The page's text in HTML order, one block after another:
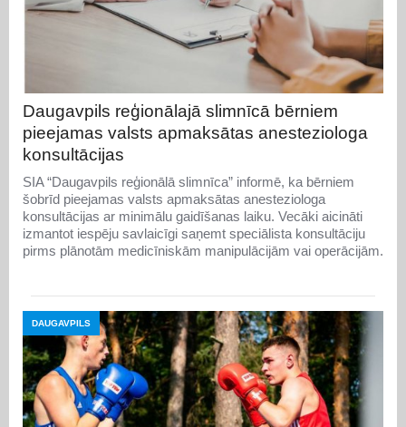
Daugavpils reģionālajā slimnīcā bērniem
pieejamas valsts apmaksātas anesteziologa
konsultācijas
SIA “Daugavpils reģionālā slimnīca” informē, ka bērniem
šobrīd pieejamas valsts apmaksātas anesteziologa
konsultācijas ar minimālu gaidīšanas laiku. Vecāki aicināti
izmantot iespēju savlaicīgi saņemt speciālista konsultāciju
pirms plānotām medicīniskām manipulācijām vai operācijām.
DAUGAVPILS